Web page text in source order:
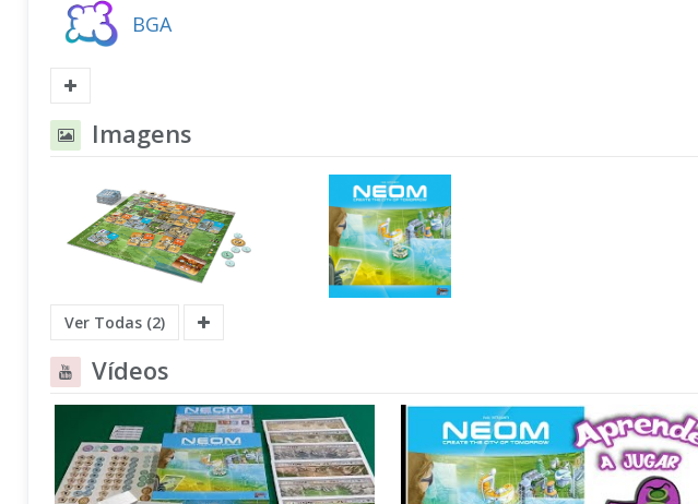
BGA
Imagens
Ver Todas (2)
Vídeos